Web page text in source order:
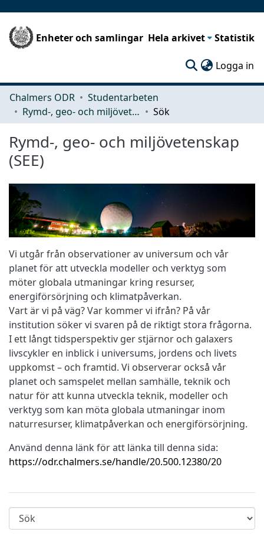
Enheter och samlingar Hela arkivet Statistik
Logga in
Chalmers ODR
Studentarbeten
Rymd-, geo- och miljövetenskap (SEE)
Sök
Rymd-, geo- och miljövetenskap
(SEE)
Vi utgår från observationer av universum och vår
planet för att utveckla modeller och verktyg som
möter globala utmaningar kring resurser,
energiförsörjning och klimatpåverkan.
Vart är vi på väg? Var kommer vi ifrån? På vår
institution söker vi svaren på de riktigt stora frågorna.
I ett långt tidsperspektiv ger stjärnor och galaxers
livscykler en inblick i universums, jordens och livets
uppkomst – och framtid. Vi observerar också vår
planet och samspelet mellan samhälle, teknik och
natur för att kunna utveckla teknik, modeller och
verktyg som kan möta globala utmaningar inom
naturresurser, klimatpåverkan och energiförsörjning.
Använd denna länk för att länka till denna sida:
https://odr.chalmers.se/handle/20.500.12380/20